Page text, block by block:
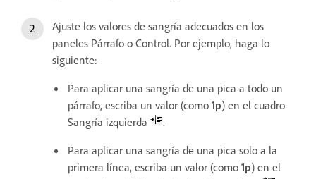
Ajuste los valores de sangría adecuados en los
paneles Párrafo o Control. Por ejemplo, haga lo
siguiente:
Para aplicar una sangría de una pica a todo un
párrafo, escriba un valor (como 1p) en el cuadro
Sangría izquierda
.
Para aplicar una sangría de una pica solo a la
primera línea, escriba un valor (como 1p) en el